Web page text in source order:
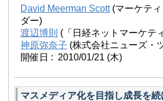
David Meerman Scott(マーケティ
ダー)
渡辺博則 (「日経ネットマーケテ
神原弥奈子 (株式会社ニューズ・
開催日 : 2010/01/21 (木)
マスメディア化を目指し成長を続